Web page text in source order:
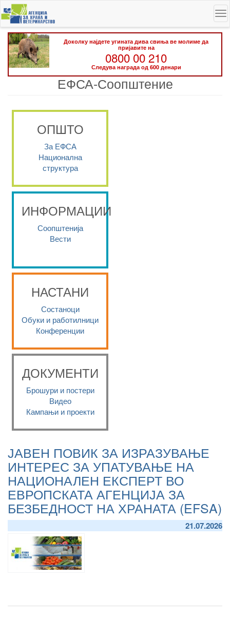
Skip
to
main
content
Доколку најдете угината дива свиња ве молиме да
пријавите на
0800 00 210
Следува награда од 600 денари
ЕФСА-Соопштение
ОПШТО
За ЕФСА
Национална
структура
ИНФОРМАЦИИ
Соопштенија
Вести
НАСТАНИ
Состаноци
Обуки и работилници
Конференции
ДОКУМЕНТИ
Брошури и постери
Видео
Кампањи и проекти
ЈАВЕН ПОВИК ЗА ИЗРАЗУВАЊЕ
ИНТЕРЕС ЗА УПАТУВАЊЕ НА
НАЦИОНАЛЕН ЕКСПЕРТ ВО
ЕВРОПСКАТА АГЕНЦИЈА ЗА
БЕЗБЕДНОСТ НА ХРАНАТА (EFSA)
21.07.2026